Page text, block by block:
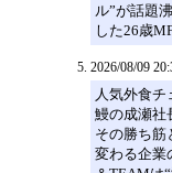
ル”が話題
した26歳
2026/08/09
人気外食
鰻の成瀬社
その勝ち筋
変わる企業